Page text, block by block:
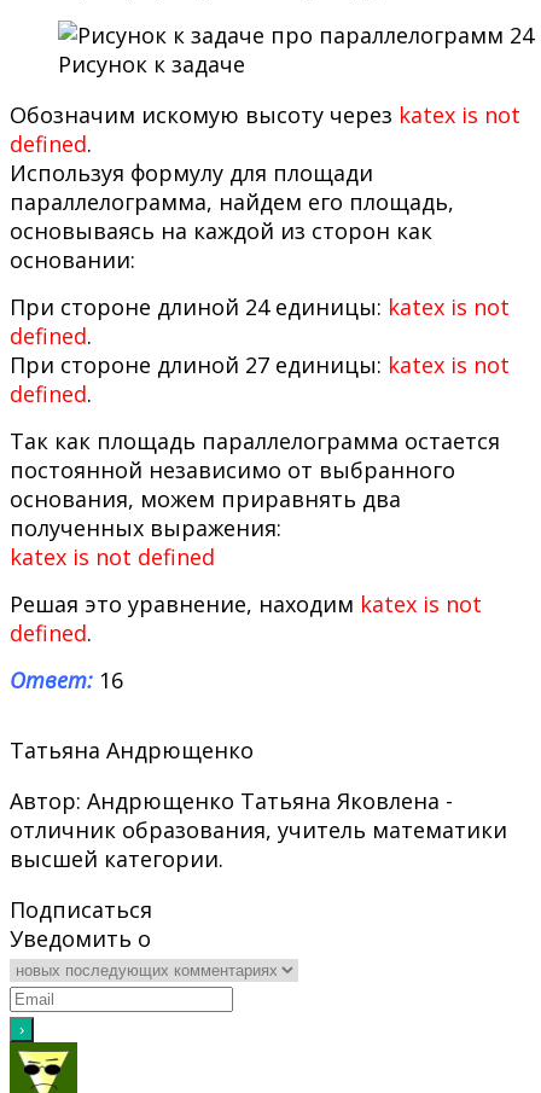
Рисунок к задаче
Обозначим искомую высоту через katex is not
defined.
Используя формулу для площади
параллелограмма, найдем его площадь,
основываясь на каждой из сторон как
основании:
При стороне длиной 24 единицы: katex is not
defined.
При стороне длиной 27 единицы: katex is not
defined.
Так как площадь параллелограмма остается
постоянной независимо от выбранного
основания, можем приравнять два
полученных выражения:
katex is not defined
Решая это уравнение, находим katex is not
defined.
Ответ: 16
Татьяна Андрющенко
Автор: Андрющенко Татьяна Яковлена -
отличник образования, учитель математики
высшей категории.
Подписаться
Уведомить о